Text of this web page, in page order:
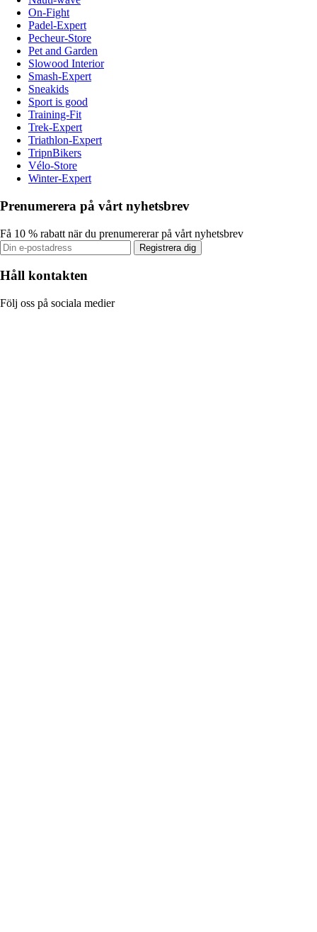
On-Fight
Padel-Expert
Pecheur-Store
Pet and Garden
Slowood Interior
Smash-Expert
Sneakids
Sport is good
Training-Fit
Trek-Expert
Triathlon-Expert
TripnBikers
Vélo-Store
Winter-Expert
Prenumerera på vårt nyhetsbrev
Få 10 % rabatt när du prenumererar på vårt nyhetsbrev
Registrera dig
Håll kontakten
Följ oss på sociala medier